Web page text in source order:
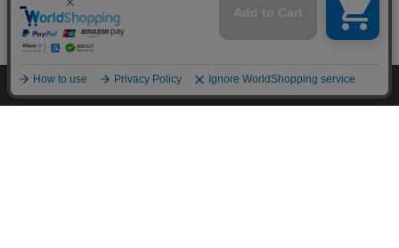
在庫切れ mail_outline入荷したらメールでお知らせ
HOME 探す ログイン お気に入り お知らせ